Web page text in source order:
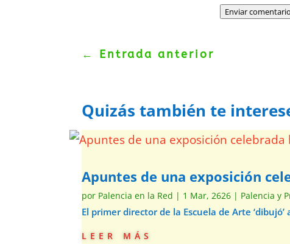
Enviar comentario
← Entrada anterior
Quizás también te
Apuntes de una exposición
por Palencia en la Red | 1 Mar, 2626 | Palencia y
El primer director de la Escuela de Arte
leer más